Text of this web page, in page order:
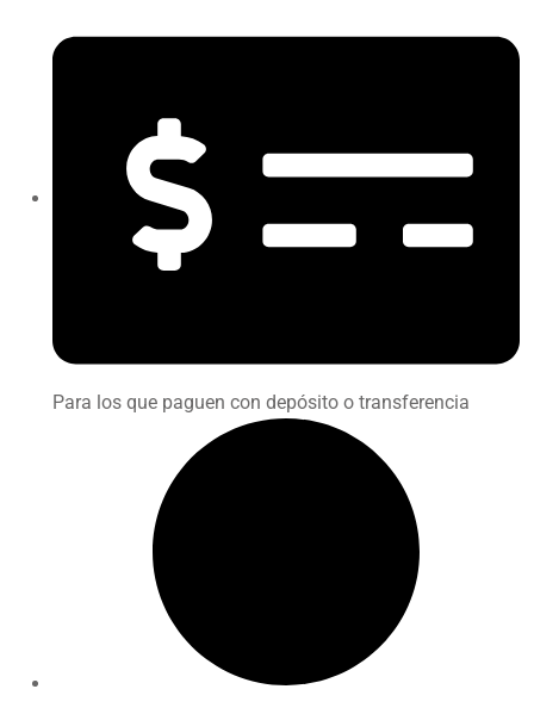
Para los que paguen con depósito o transferencia